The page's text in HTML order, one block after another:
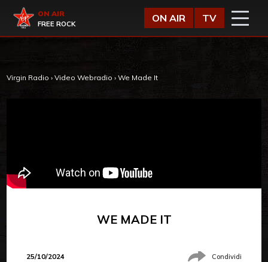
Virgin Radio
ON AIR
FREE ROCK
ON AIR TV
Virgin Radio › Video Webradio › We Made It
WE MADE IT
25/10/2024 Condividi